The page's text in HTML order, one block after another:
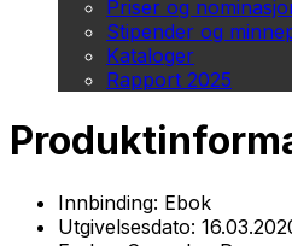
Priser og
Stipender og
Kataloger
Rapport 2025
Innbinding: Ebok
Utgivelsesdato: